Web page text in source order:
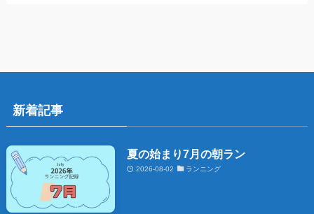
新着記事
夏の始まり7月の朝ラン
2026-08-02 ランニング